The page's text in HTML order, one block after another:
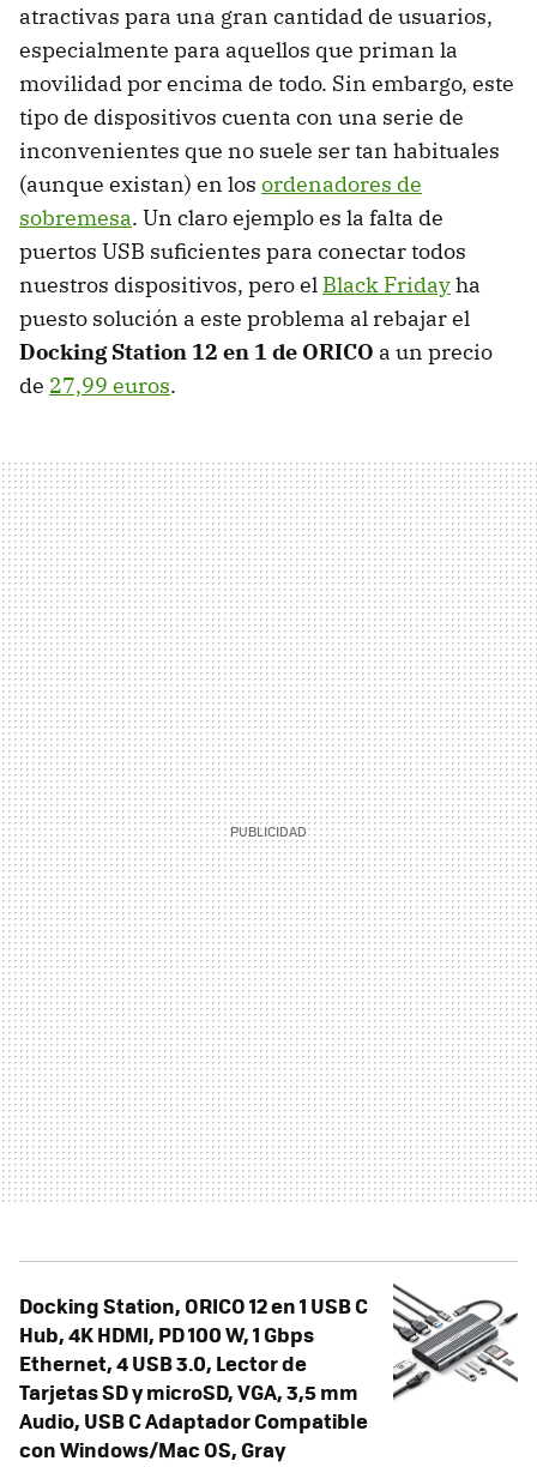
atractivas para una gran cantidad de usuarios,
especialmente para aquellos que priman la
movilidad por encima de todo. Sin embargo, este
tipo de dispositivos cuenta con una serie de
inconvenientes que no suele ser tan habituales
(aunque existan) en los ordenadores de
sobremesa. Un claro ejemplo es la falta de
puertos USB suficientes para conectar todos
nuestros dispositivos, pero el Black Fridayha
puesto solución a este problema al rebajar el
Docking Station 12 en 1 de ORICO a un precio
de 27,99 euros.
Docking Station, ORICO 12 en 1 USB C
Hub, 4K HDMI, PD 100 W, 1 Gbps
Ethernet, 4 USB 3.0, Lector de
Tarjetas SD y microSD, VGA, 3,5 mm
Audio, USB C Adaptador Compatible
con Windows/Mac OS, Gray